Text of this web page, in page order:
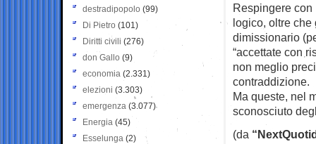
Respingere
logico, oltre
dimissionario
“accettate con
non meglio
contraddizione.
Ma queste, nel
sconosciuto
(da
destradipopolo (99)
Di Pietro (101)
Diritti civili (276)
don Gallo (9)
economia (2.331)
elezioni (3.303)
emergenza (3.077)
Energia (45)
Esselunga (2)